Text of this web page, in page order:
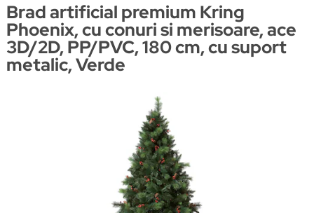
Brad artificial premium Kring
Phoenix, cu conuri si merisoare, ace
3D/2D, PP/PVC, 180 cm, cu suport
metalic, Verde